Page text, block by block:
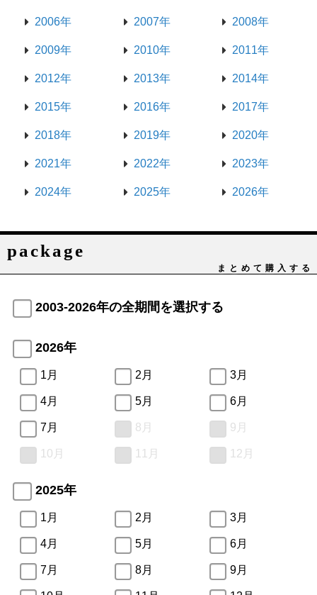
2006年 2007年 2008年
2009年 2010年 2011年
2012年 2013年 2014年
2015年 2016年 2017年
2018年 2019年 2020年
2021年 2022年 2023年
2024年 2025年 2026年
package
まとめて購入する
2003-2026年の全期間を選択する
2026年
1月 2月 3月
4月 5月 6月
7月 8月 9月
10月 11月 12月
2025年
1月 2月 3月
4月 5月 6月
7月 8月 9月